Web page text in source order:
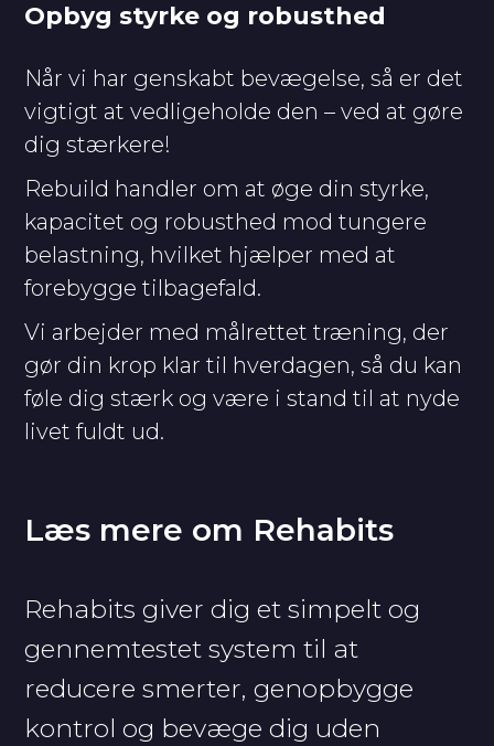
Opbyg styrke og robusthed
Når vi har genskabt bevægelse, så er det
vigtigt at vedligeholde den – ved at gøre
dig stærkere!
Rebuild handler om at øge din styrke,
kapacitet og robusthed mod tungere
belastning, hvilket hjælper med at
forebygge tilbagefald.
Vi arbejder med målrettet træning, der
gør din krop klar til hverdagen, så du kan
føle dig stærk og være i stand til at nyde
livet fuldt ud.
Læs mere om Rehabits
Rehabits giver dig et simpelt og
gennemtestet system til at
reducere smerter, genopbygge
kontrol og bevæge dig uden